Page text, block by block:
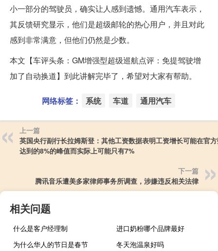
小一部分的驾驶员，确实让人感到遗憾。通用汽车表示，
其反馈研究显示，他们是超级邮轮的热心用户，并且对此
感到非常满意，但他们仍然是少数。
本文【车评头条：GM增强型超级巡航点评：免提驾驶增
加了自动换道】到此讲解完毕了，希望对大家有帮助。
网络标签： 系统 车道 通用汽车
上一篇
英国央行副行长拉姆斯登：其他工资数据表明工资增长可能在官
达到的8%的峰值而实际上可能只有7%
下一篇
腾讯音乐遭美多家律师事务所调查，涉嫌违反相关法律
相关问题
什么是客户经理制
进口奶粉哪个品牌最好
为什么华人的节日是春节
冬天泡温泉好吗